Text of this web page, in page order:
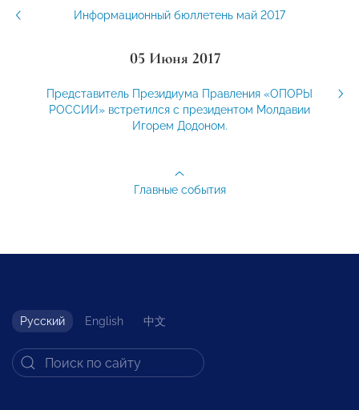
Информационный бюллетень май 2017
05 Июня 2017
Представитель Президиума Правления «ОПОРЫ
РОССИИ» встретился с президентом Молдавии
Игорем Додоном.
Главные события
Русский English 中文